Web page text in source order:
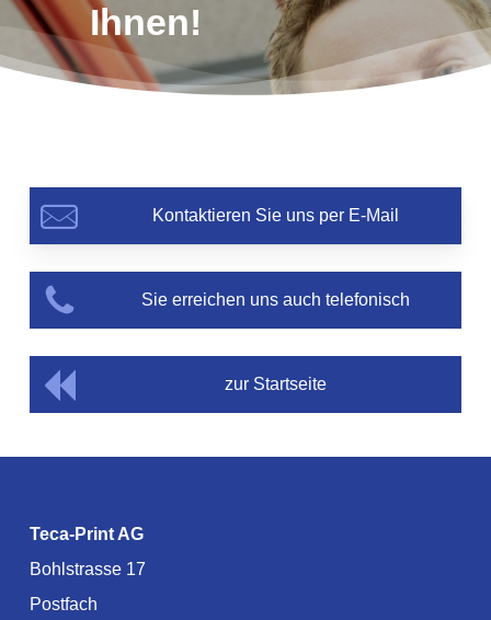
Ihnen!
Kontaktieren Sie uns per E-Mail
Sie erreichen uns auch telefonisch
zur Startseite
Teca-Print AG
Bohlstrasse 17
Postfach